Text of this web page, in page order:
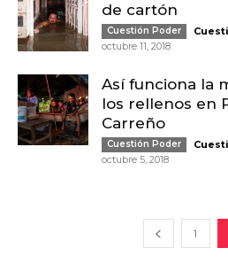
de cartón
Cuestión Poder
octubre 11, 2018
Así funciona la
los rellenos en
Carreño
Cuestión Poder
octubre 5, 2018
1